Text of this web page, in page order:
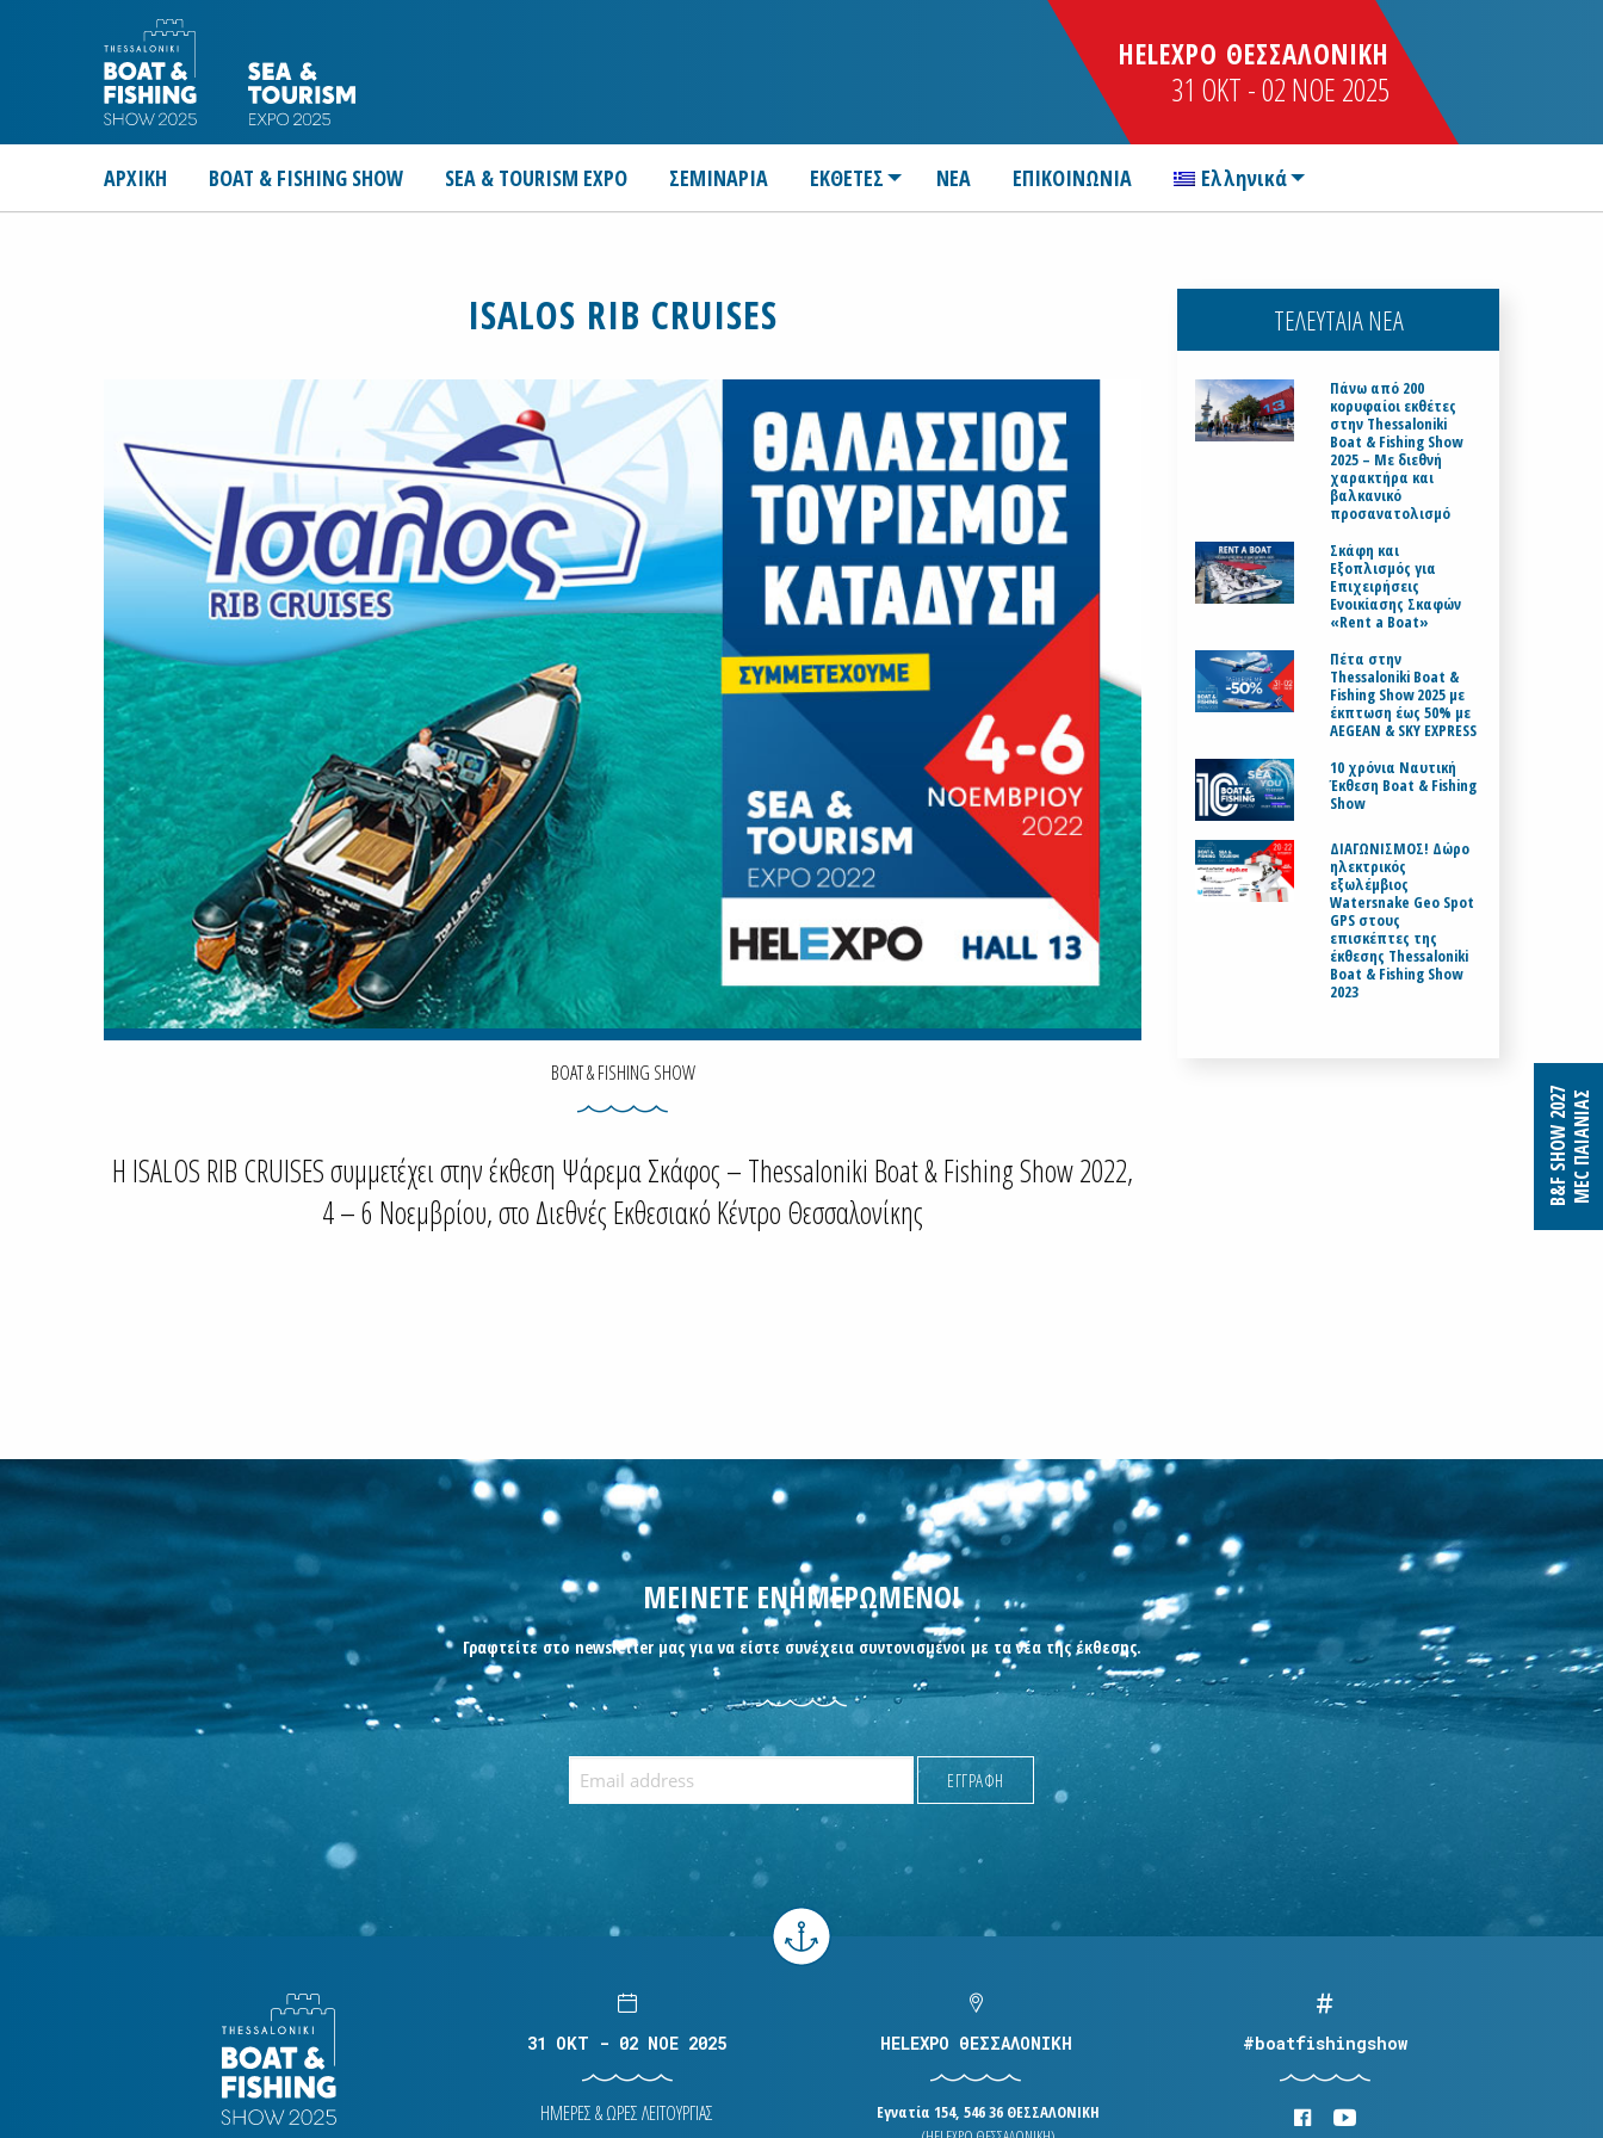
HELEXPO ΘΕΣΣΑΛΟΝΙΚΗ
31 OKT - 02 NOE 2025
ΑΡΧΙΚΗ BOAT & FISHING SHOW SEA & TOURISM EXPO ΣΕΜΙΝΑΡΙΑ ΕΚΘΕΤΕΣ ΝΕΑ ΕΠΙΚΟΙΝΩΝΙΑ Ελληνικά
ISALOS RIB CRUISES
BOAT & FISHING SHOW
Η ISALOS RIB CRUISES συμμετέχει στην έκθεση Ψάρεμα Σκάφος – Thessaloniki Boat & Fishing Show 2022,
4 – 6 Νοεμβρίου, στο Διεθνές Εκθεσιακό Κέντρο Θεσσαλονίκης
ΤΕΛΕΥΤΑΙΑ ΝΕΑ
Πάνω από 200
κορυφαίοι εκθέτες
στην Thessaloniki
Boat & Fishing Show
2025 – Με διεθνή
χαρακτήρα και
βαλκανικό
προσανατολισμό
Σκάφη και
Εξοπλισμός για
Επιχειρήσεις
Ενοικίασης Σκαφών
«Rent a Boat»
Πέτα στην
Thessaloniki Boat &
Fishing Show 2025 με
έκπτωση έως 50% με
AEGEAN & SKY EXPRESS
10 χρόνια Ναυτική
Έκθεση Boat & Fishing
Show
ΔΙΑΓΩΝΙΣΜΟΣ! Δώρο
ηλεκτρικός
εξωλέμβιος
Watersnake Geo Spot
GPS στους
επισκέπτες της
έκθεσης Thessaloniki
Boat & Fishing Show
2023
B&F SHOW 2027MEC ΠΑΙΑΝΙΑΣ
ΜΕΙΝΕΤΕ ΕΝΗΜΕΡΩΜΕΝΟΙ
Γραφτείτε στο newsletter μας για να είστε συνέχεια συντονισμένοι με τα νέα της έκθεσης.
31 OKT - 02 NOE 2025
ΗΜΕΡΕΣ & ΩΡΕΣ ΛΕΙΤΟΥΡΓΙΑΣ
HELEXPO ΘΕΣΣΑΛΟΝΙΚΗ
Εγνατία 154, 546 36 ΘΕΣΣΑΛΟΝΙΚΗ
#boatfishingshow